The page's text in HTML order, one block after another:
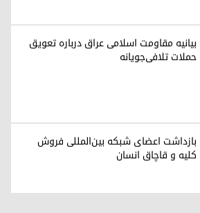
بیانیه مقاومت اسلامی عراق درباره تعویق
حملات تلافی‌جویانه
بازداشت اعضای شبکه بین‌المللی فروش
کلیه و قاچاق انسان